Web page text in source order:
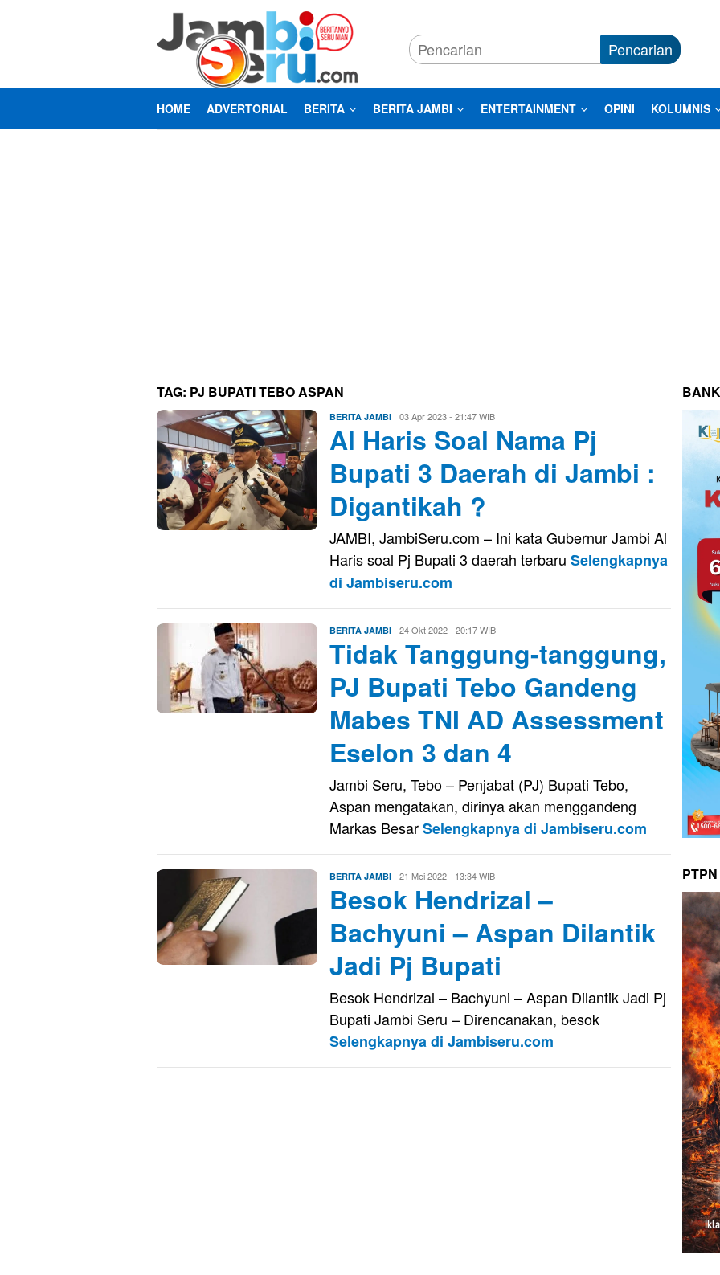
Pencarian
HOME ADVERTORIAL BERITA BERITA JAMBI ENTERTAINMENT OPINI KOLUMNIS
TAG: PJ BUPATI TEBO ASPAN
BERITA JAMBI Evo
Kusnady
03 Apr 2023 - 21:47 WIB
Al Haris Soal Nama Pj
Bupati 3 Daerah di Jambi :
Digantikah ?
JAMBI, JambiSeru.com – Ini kata Gubernur Jambi Al
Haris soal Pj Bupati 3 daerah terbaru Selengkapnya
di Jambiseru.com
BERITA JAMBI Eri
Saputra
24 Okt 2022 - 20:17 WIB
Tidak Tanggung-tanggung,
PJ Bupati Tebo Gandeng
Mabes TNI AD Assessment
Eselon 3 dan 4
Jambi Seru, Tebo – Penjabat (PJ) Bupati Tebo,
Aspan mengatakan, dirinya akan menggandeng
Markas BesarSelengkapnya di Jambiseru.com
BERITA JAMBI Evo
Kusnady
21 Mei 2022 - 13:34 WIB
Besok Hendrizal –
Bachyuni – Aspan Dilantik
Jadi Pj Bupati
Besok Hendrizal – Bachyuni – Aspan Dilantik Jadi Pj
Bupati Jambi Seru – Direncanakan, besok
Selengkapnya di Jambiseru.com